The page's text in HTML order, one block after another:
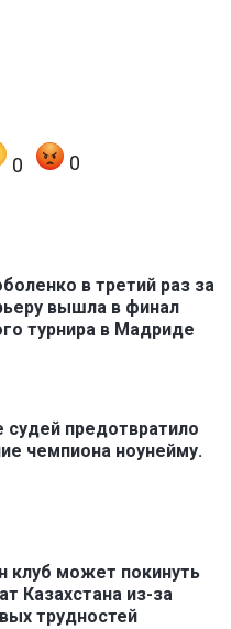
0 0
в третий раз за
вышла в финал
турнира в Мадриде
судей предотвратило
чемпиона ноунейму.
клуб может покинуть
Казахстана из-за
трудностей